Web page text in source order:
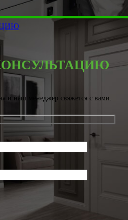
и наш менеджер свяжется с вами.